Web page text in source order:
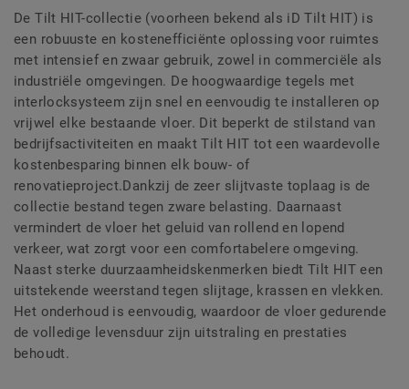
De Tilt HIT-collectie (voorheen bekend als iD Tilt HIT) is
een robuuste en kostenefficiënte oplossing voor ruimtes
met intensief en zwaar gebruik, zowel in commerciële als
industriële omgevingen. De hoogwaardige tegels met
interlocksysteem zijn snel en eenvoudig te installeren op
vrijwel elke bestaande vloer. Dit beperkt de stilstand van
bedrijfsactiviteiten en maakt Tilt HIT tot een waardevolle
kostenbesparing binnen elk bouw- of
renovatieproject.Dankzij de zeer slijtvaste toplaag is de
collectie bestand tegen zware belasting. Daarnaast
vermindert de vloer het geluid van rollend en lopend
verkeer, wat zorgt voor een comfortabelere omgeving.
Naast sterke duurzaamheidskenmerken biedt Tilt HIT een
uitstekende weerstand tegen slijtage, krassen en vlekken.
Het onderhoud is eenvoudig, waardoor de vloer gedurende
de volledige levensduur zijn uitstraling en prestaties
behoudt.